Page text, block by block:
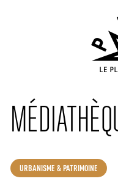
URBANISME & PATRIMOINE